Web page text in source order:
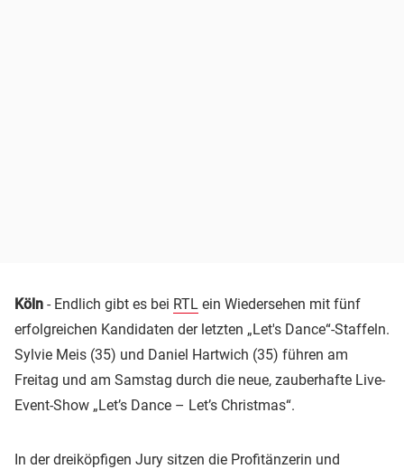
Köln - Endlich gibt es bei RTL ein Wiedersehen mit fünf
erfolgreichen Kandidaten der letzten „Let's Dance“-Staffeln.
Sylvie Meis (35) und Daniel Hartwich (35) führen am
Freitag und am Samstag durch die neue, zauberhafte Live-
Event-Show „Let’s Dance – Let’s Christmas“.
In der dreiköpfigen Jury sitzen die Profitänzerin und